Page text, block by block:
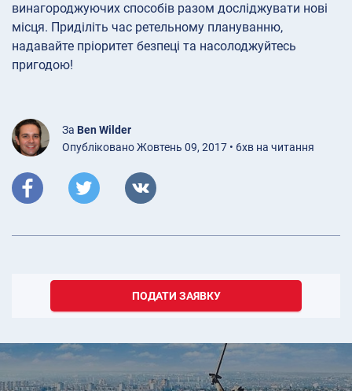
винагороджуючих способів разом досліджувати нові
місця. Приділіть час ретельному плануванню,
надавайте пріоритет безпеці та насолоджуйтесь
пригодою!
За Ben Wilder
Опубліковано Жовтень 09, 2017 • 6хв на читання
ПОДАТИ ЗАЯВКУ